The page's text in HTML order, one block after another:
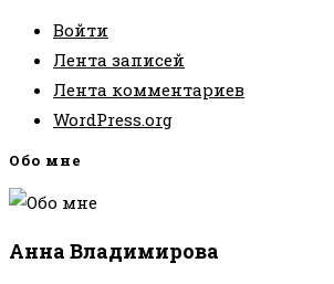
Войти
Лента записей
Лента комментариев
WordPress.org
Обо мне
Анна Владимирова